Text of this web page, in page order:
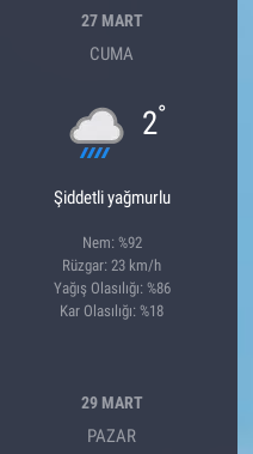
27 MART
CUMA
2°
Şiddetli yağmurlu
Nem: %92
Rüzgar: 23 km/h
Yağış Olasılığı: %86
Kar Olasılığı: %18
29 MART
PAZAR